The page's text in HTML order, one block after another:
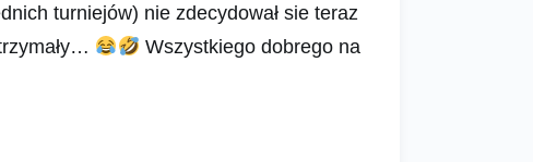
turniejów) nie zdecydował sie teraz
Wszystkiego dobrego na